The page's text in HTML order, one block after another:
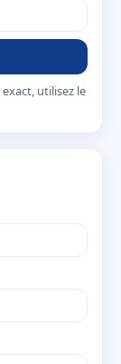
utilisez le